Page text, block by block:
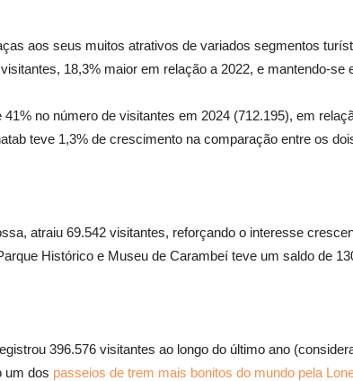
aos seus muitos atrativos de variados segmentos
18,3% maior em relação a 2022, e mantendo-se
no número de visitantes em 2024 (712.195), em
teve 1,3% de crescimento na comparação entre os
atraiu 69.542 visitantes, reforçando o interesse
Histórico e Museu de Carambeí teve um saldo de
396.576 visitantes ao longo do último ano
um dos passeios de trem mais bonitos do mundo pela